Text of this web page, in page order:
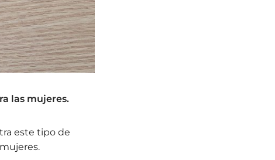
las mujeres.
este tipo de